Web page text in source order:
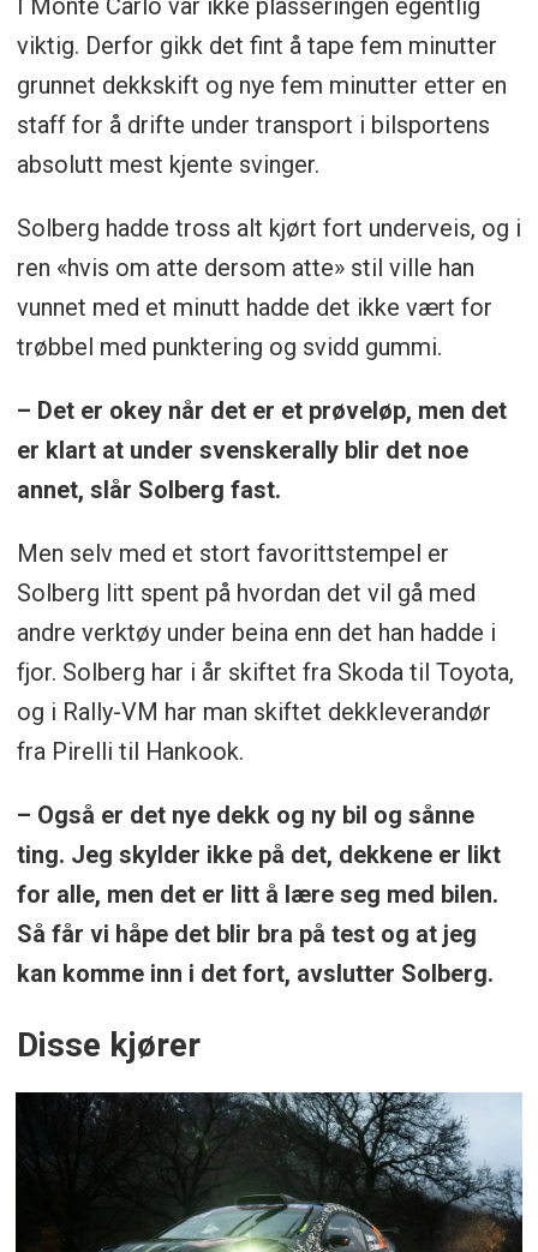
I Monte Carlo var ikke plasseringen egentlig
viktig. Derfor gikk det fint å tape fem minutter
grunnet dekkskift og nye fem minutter etter en
staff for å drifte under transport i bilsportens
absolutt mest kjente svinger.
Solberg hadde tross alt kjørt fort underveis, og i
ren «hvis om atte dersom atte» stil ville han
vunnet med et minutt hadde det ikke vært for
trøbbel med punktering og svidd gummi.
– Det er okey når det er et prøveløp, men det
er klart at under svenskerally blir det noe
annet, slår Solberg fast.
Men selv med et stort favorittstempel er
Solberg litt spent på hvordan det vil gå med
andre verktøy under beina enn det han hadde i
fjor. Solberg har i år skiftet fra Skoda til Toyota,
og i Rally-VM har man skiftet dekkleverandør
fra Pirelli til Hankook.
– Også er det nye dekk og ny bil og sånne
ting. Jeg skylder ikke på det, dekkene er likt
for alle, men det er litt å lære seg med bilen.
Så får vi håpe det blir bra på test og at jeg
kan komme inn i det fort, avslutter Solberg.
Disse kjører